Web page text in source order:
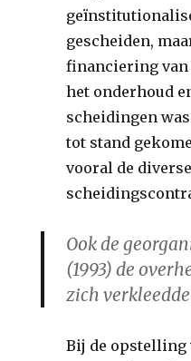
gescheiden,
financiering van
het onderhoud
scheidingen
tot stand
vooral de
Ook de
(1993) de
zich
Bij de opstelling